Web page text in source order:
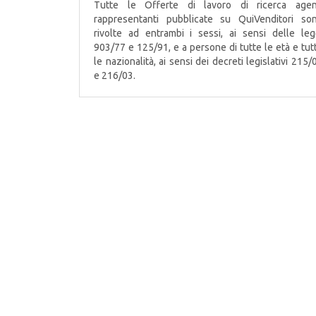
Tutte le Offerte di lavoro di ricerca
rappresentanti pubblicate su QuiVenditori
rivolte ad entrambi i sessi, ai sensi delle
903/77 e 125/91, e a persone di tutte le età e
le nazionalità, ai sensi dei decreti legislativi 215/
e 216/03.